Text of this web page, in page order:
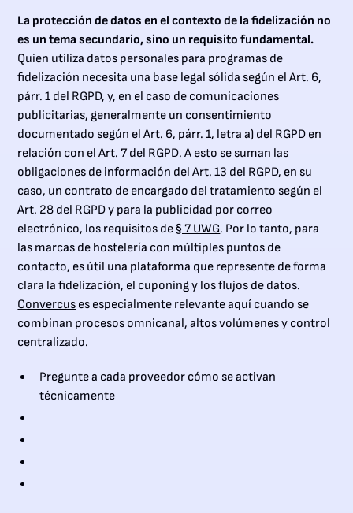
La protección de datos en el contexto de la fidelización no
es un tema secundario, sino un requisito fundamental.
Quien utiliza datos personales para programas de
fidelización necesita una base legal sólida según el Art. 6,
párr. 1 del RGPD, y, en el caso de comunicaciones
publicitarias, generalmente un consentimiento
documentado según el Art. 6, párr. 1, letra a) del RGPD en
relación con el Art. 7 del RGPD. A esto se suman las
obligaciones de información del Art. 13 del RGPD, en su
caso, un contrato de encargado del tratamiento según el
Art. 28 del RGPD y para la publicidad por correo
electrónico, los requisitos de§ 7 UWG. Por lo tanto, para
las marcas de hostelería con múltiples puntos de
contacto, es útil una plataforma que represente de forma
clara la fidelización, el cuponing y los flujos de datos.
Convercus es especialmente relevante aquí cuando se
combinan procesos omnicanal, altos volúmenes y control
centralizado.
Pregunte a cada proveedor cómo se activan
técnicamente